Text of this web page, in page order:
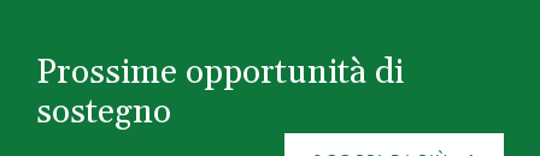
Prossime opportunità di
sostegno